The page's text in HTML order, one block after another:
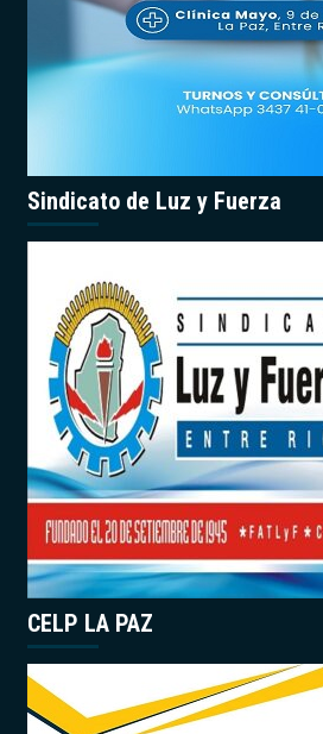
Sindicato de Luz y Fuerza
CELP LA PAZ